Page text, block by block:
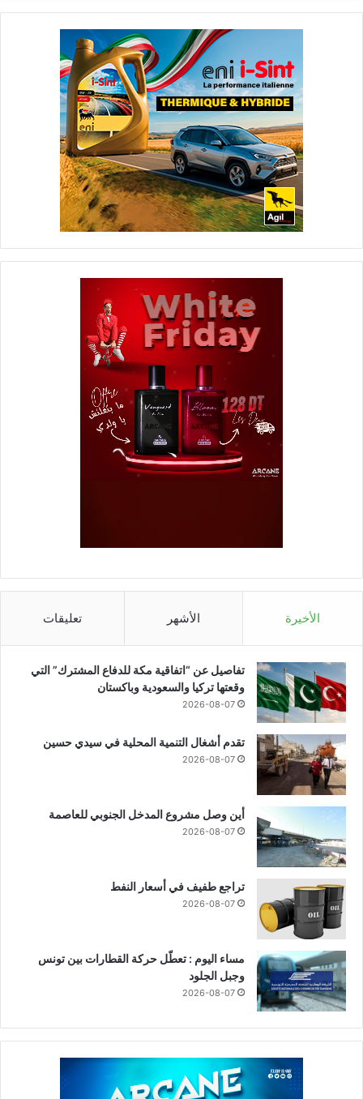
الأخيرة الأشهر تعليقات
تفاصيل عن “اتفاقية مكة للدفاع المشترك” التي
وقعتها تركيا والسعودية وباكستان
2026-08-07
تقدم أشغال التنمية المحلية في سيدي حسين
2026-08-07
أين وصل مشروع المدخل الجنوبي للعاصمة
2026-08-07
تراجع طفيف في أسعار النفط
2026-08-07
مساء اليوم : تعطّل حركة القطارات بين تونس
وجبل الجلود
2026-08-07